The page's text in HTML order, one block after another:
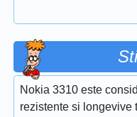
Nokia 3310 este
rezistente si longevive